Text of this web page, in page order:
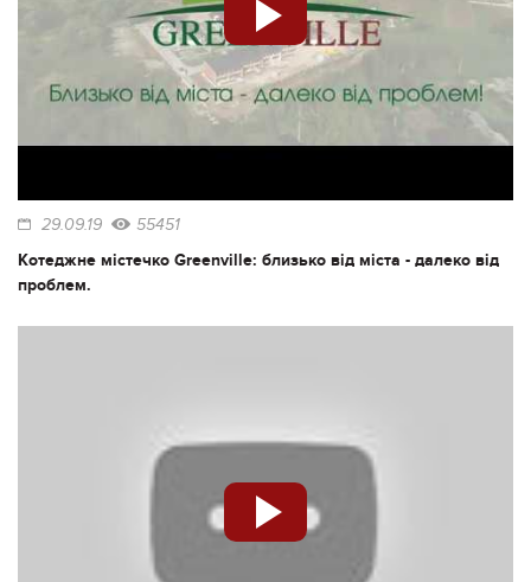
29.09.19 55451
Котеджне містечко Greenville: близько від міста - далеко від
проблем.